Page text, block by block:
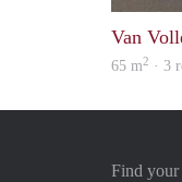
Van
65 m2 · 3
Find your